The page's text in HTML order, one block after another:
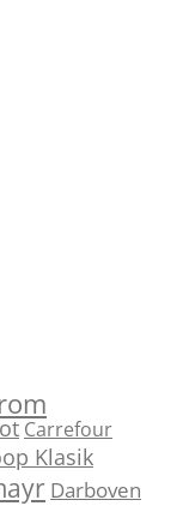
Carrefour
Klasik
Darboven